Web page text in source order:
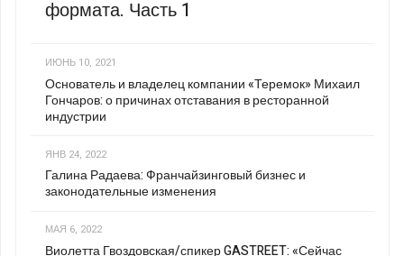
формата. Часть 1
ИЮНЬ 10, 2021
Основатель и владелец компании «Теремок» Михаил
Гончаров: о причинах отставания в ресторанной
индустрии
ЯНВ 24, 2022
Галина Радаева: Франчайзинговый бизнес и
законодательные изменения
МАЯ 6, 2022
Виолетта Гвоздовская/спикер GASTREET: «Сейчас